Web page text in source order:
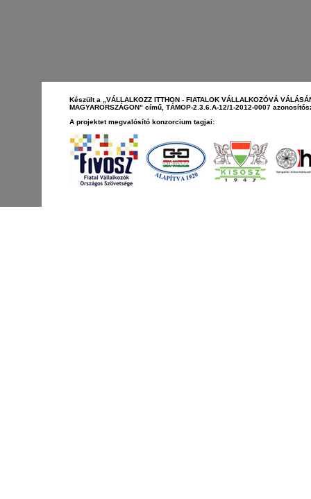
Készült a „VÁLLALKOZZ ITTHON - FIATALOK VÁLLALKOZÓVÁ
MAGYARORSZÁGON” című, TÁMOP-2.3.6.A-12/1-2012-0007
A projektet megvalósító konzorcium tagjai: